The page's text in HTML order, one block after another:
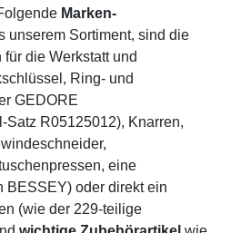
Marken-
unserem Sortiment, sind die
die Werkstatt und
Ring- und
GEDORE
Satz R05125012), Knarren,
eine
BESSEY) oder direkt ein
(wie der 229-teilige